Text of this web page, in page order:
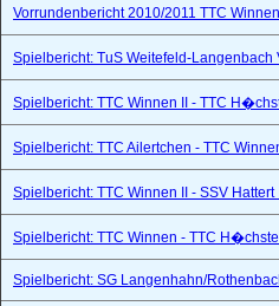
Vorrundenbericht 2010/2011 TTC
Spielbericht: TuS Weitefeld-
Spielbericht: TTC Winnen II - TTC
Spielbericht: TTC Ailertchen - TTC
Spielbericht: TTC Winnen II - SSV
Spielbericht: TTC Winnen - TTC
Spielbericht: SG Langenhahn/